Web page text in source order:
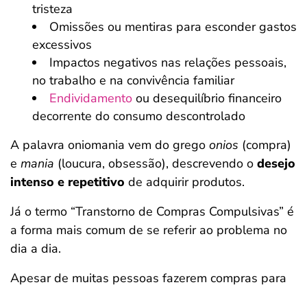
tristeza
Omissões ou mentiras para esconder gastos
excessivos
Impactos negativos nas relações pessoais,
no trabalho e na convivência familiar
Endividamento ou desequilíbrio financeiro
decorrente do consumo descontrolado
A palavra oniomania vem do grego onios (compra)
e mania (loucura, obsessão), descrevendo o desejo
intenso e repetitivo de adquirir produtos.
Já o termo “Transtorno de Compras Compulsivas” é
a forma mais comum de se referir ao problema no
dia a dia.
Apesar de muitas pessoas fazerem compras para